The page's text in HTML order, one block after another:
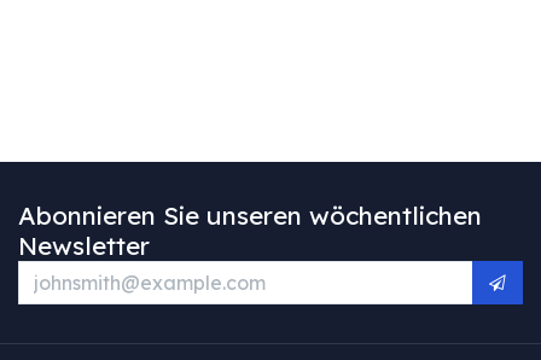
Abonnieren Sie unseren wöchentlichen
Newsletter